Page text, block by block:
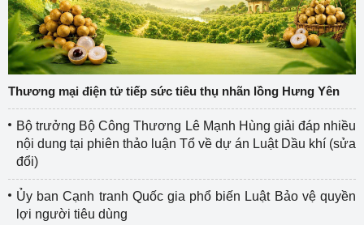
Thương mại điện tử tiếp sức tiêu thụ nhãn lồng Hưng Yên
Bộ trưởng Bộ Công Thương Lê Mạnh Hùng giải đáp nhiều
nội dung tại phiên thảo luận Tổ về dự án Luật Dầu khí (sửa
đổi)
Ủy ban Cạnh tranh Quốc gia phổ biến Luật Bảo vệ quyền
lợi người tiêu dùng